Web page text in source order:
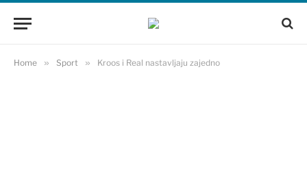
Home » Sport » Kroos i Real nastavljaju zajedno